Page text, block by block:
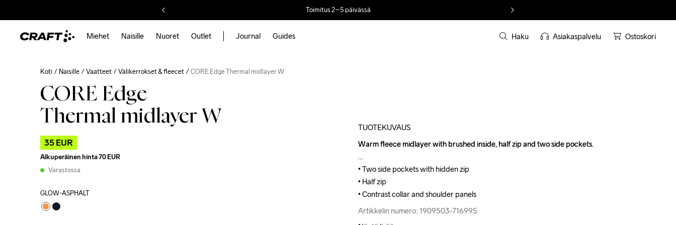
Toimitus 2–5 päivässä
Miehet Naisille Nuoret Outlet Journal Guides Haku Asiakaspalvelu Ostoskori
Koti Naisille Vaatteet Välikerrokset & fleecet CORE Edge Thermal midlayer W
CORE Edge
Thermal midlayer W
35 EUR
Alkuperäinen hinta70 EUR
Varastossa
GLOW-ASPHALT
TUOTEKUVAUS
Warm fleece midlayer with brushed inside, half zip and two side pockets.
• Two side pockets with hidden zip
• Half zip
• Contrast collar and shoulder panels
Artikkelin numero: 1909503-716995
Warm fleece midlayer with brushed inside, half zip and two side pockets.
• Two side pockets with hidden zip
• Half zip
• Contrast collar and shoulder panels
Artikkelin numero: 1909503-716995